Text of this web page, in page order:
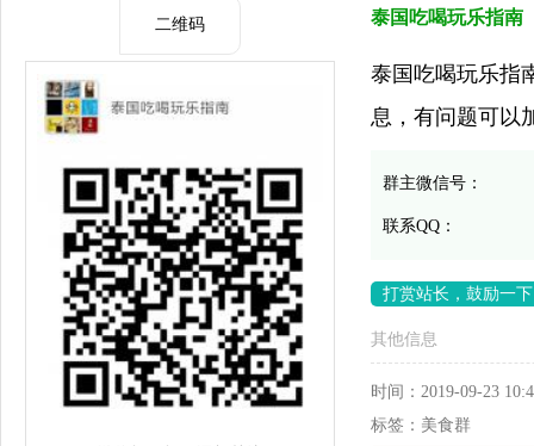
二维码 泰国吃喝玩乐指南
泰国吃喝玩乐指
息，有问题可以
群主微信号：
联系QQ：
打赏站长，鼓励一
其他信息
时间： 2019-09-23
标签： 美食群